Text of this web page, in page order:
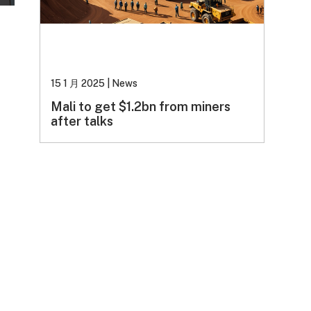
15 1 月 2025 News
Mali to get $1.2bn from miners
after talks